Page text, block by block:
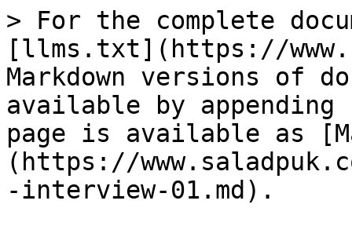
> For the complete
[llms.txt](https://
Markdown versions of
available by
page is available as
(https://
-interview-01.md).